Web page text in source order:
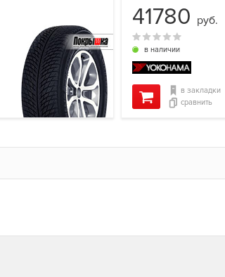
в наличии
в закладки
сравнить
41780 руб.